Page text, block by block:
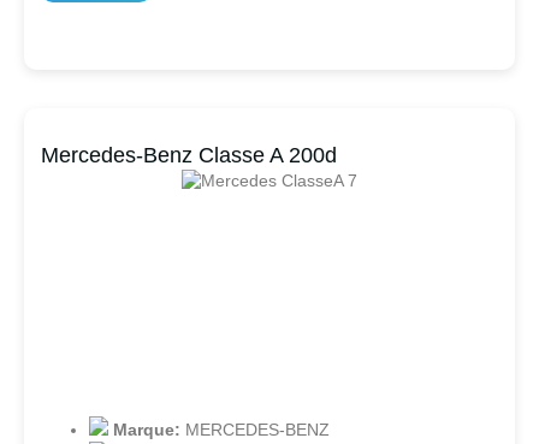
Mercedes-Benz Classe A 200d
Marque: MERCEDES-BENZ